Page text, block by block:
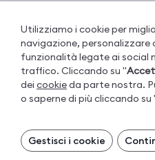
© 2001–2026
Termini
Informativa
DMCA
Informazioni
Utilizziamo i cookie per
navigazione,
funzionalità legate ai social
traffico. Cliccando su "
dei cookieda parte nostra.
o saperne di più cliccando su
Gestisci i tuoi
I cookie necessari sono
Gestisci i cookie